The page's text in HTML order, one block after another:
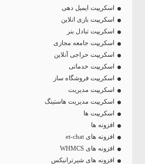
اسکریپت ایمیل دهی
اسکریپت بازی انلاین
اسکریپت تبادل بنر
اسکریپت جامعه مجازی
اسکریپت حراجی آنلاین
اسکریپت خدماتی
اسکریپت فروشگاه ساز
اسکریپت مدیریت
اسکریپت مدیریت هاستینگ
اسکریپت ها
افزونه ها
افزونه های et-chat
افزونه های WHMCS
افزونه های شیرترانیکس